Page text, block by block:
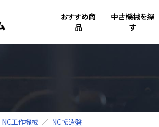
おすすめ商
品
中古機械を探
す
NC工作機械 NC転造盤